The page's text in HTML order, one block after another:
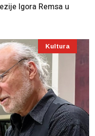
Igora Remsa u
Kultura